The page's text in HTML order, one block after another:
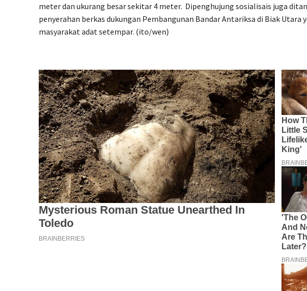
meter dan ukurang besar sekitar 4 meter. Dipenghujung sosialisais juga
penyerahan berkas dukungan Pembangunan Bandar Antariksa di Biak Utara
masyarakat adat setempar. (ito/wen)